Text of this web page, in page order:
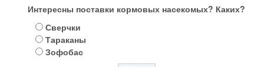
Интересны поставки кормовых насекомых? Каких?
Сверчки
Тараканы
Зофобас